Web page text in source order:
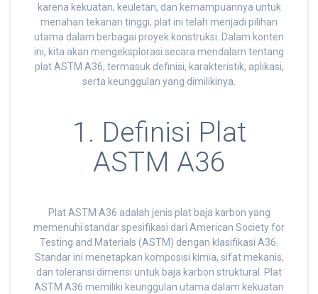
karena kekuatan, keuletan, dan kemampuannya untuk
menahan tekanan tinggi, plat ini telah menjadi pilihan
utama dalam berbagai proyek konstruksi. Dalam konten
ini, kita akan mengeksplorasi secara mendalam tentang
plat ASTM A36, termasuk definisi, karakteristik, aplikasi,
serta keunggulan yang dimilikinya.
1. Definisi Plat
ASTM A36
Plat ASTM A36 adalah jenis plat baja karbon yang
memenuhi standar spesifikasi dari American Society for
Testing and Materials (ASTM) dengan klasifikasi A36.
Standar ini menetapkan komposisi kimia, sifat mekanis,
dan toleransi dimensi untuk baja karbon struktural. Plat
ASTM A36 memiliki keunggulan utama dalam kekuatan